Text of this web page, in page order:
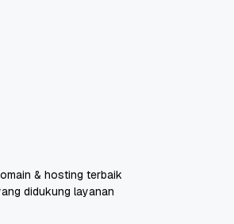
& hosting terbaik
didukung layanan